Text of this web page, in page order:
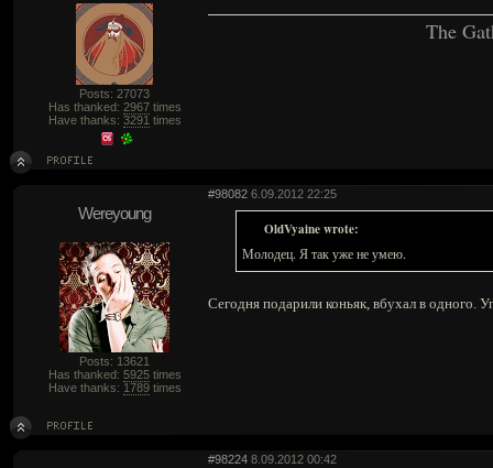
Posts: 27073
Has thanked: 2967times
Have thanks: 3291 times
The
#98082 6.09.2012 22:25
Wereyoung
Posts: 13621
Has thanked: 5925times
Have thanks: 1789times
OldVyaine wrote:
Молодец. Я так уже не умею.
Сегодня подарили коньяк, вбухал в одного.
#98224 8.09.2012 00:42